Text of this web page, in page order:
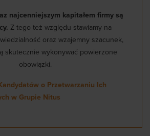
najcenniejszym kapitałem firmy są
Z tego też względu stawiamy na
oraz wzajemny szacunek,
skutecznie wykonywać powierzone
obowiązki.
o Przetwarzaniu Ich
w Grupie Nitus